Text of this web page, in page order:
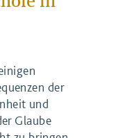
der
und
Glaube